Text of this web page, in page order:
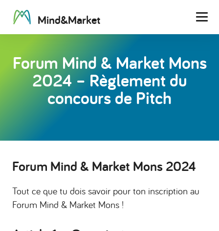
Mind&Market
Forum Mind & Market Mons
2024 – Règlement du
concours de Pitch
Forum Mind & Market Mons 2024
Tout ce que tu dois savoir pour ton inscription au
Forum Mind & Market Mons !